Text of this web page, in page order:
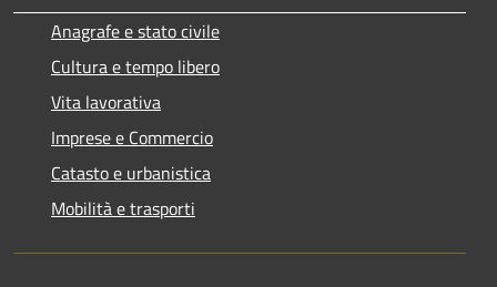
Anagrafe e stato civile
Cultura e tempo libero
Vita lavorativa
Imprese e Commercio
Catasto e urbanistica
Mobilità e trasporti